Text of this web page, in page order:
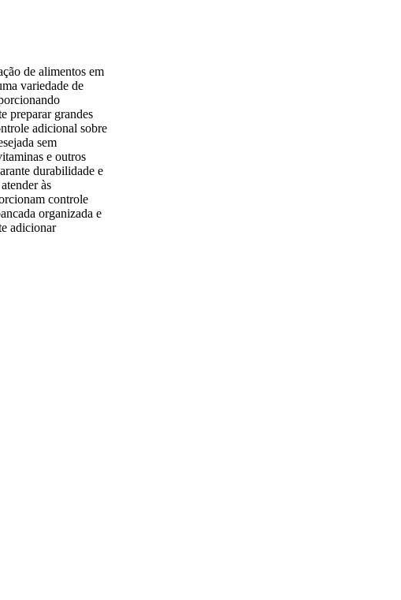
de alimentos em
variedade de
preparar grandes
adicional sobre
sem
e outros
durabilidade e
às
controle
organizada e
adicionar